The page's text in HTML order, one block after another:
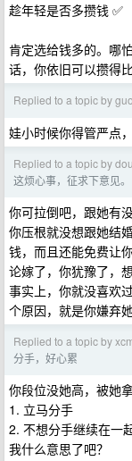
趁年轻是否多攒钱 ✅
肯定选给钱多的。哪
话，你依旧可以攒得比
Replied to a topic by
娃小时候你得管严点
Replied to a topic by
这烦心事，征求下意见。
你可拉倒吧，跟她有
你压根就没想跟她结
钱，而且还能免费让
论嫁了，你犹豫了，
事实上，你就没喜欢
个原因，就是你嫌弃
Replied to a topic by
分手，好心累
你段位没她高，被她
1. 立马分手
2. 不想分手继续在一
我什么意思了吧？